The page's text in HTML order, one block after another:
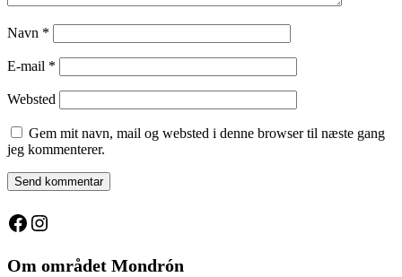
Navn *
E-mail *
Websted
Gem mit navn, mail og websted i denne browser til næste gang
jeg kommenterer.
Facebook
Instagram
Om området Mondrón